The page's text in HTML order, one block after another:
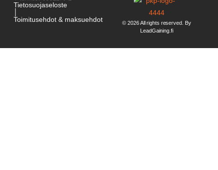
© 2026 All rights reserved. By
LeadGaining.fi
Tietosuojaseloste
Toimitusehdot & maksuehdot